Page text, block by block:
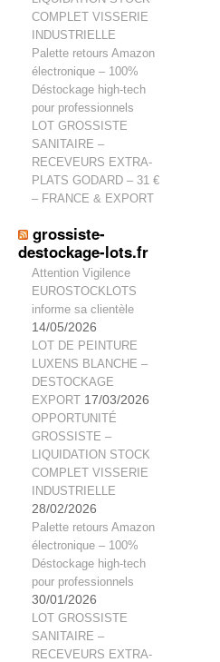
COMPLET VISSERIE
INDUSTRIELLE
Palette retours Amazon
électronique – 100%
Déstockage high-tech
pour professionnels
LOT GROSSISTE
SANITAIRE –
RECEVEURS EXTRA-
PLATS GODARD – 31 €
– FRANCE & EXPORT
grossiste-
destockage-lots.fr
Attention Vigilence
EUROSTOCKLOTS
informe sa clientèle
14/05/2026
LOT DE PEINTURE
LUXENS BLANCHE –
DESTOCKAGE
EXPORT 17/03/2026
OPPORTUNITÉ
GROSSISTE –
LIQUIDATION STOCK
COMPLET VISSERIE
INDUSTRIELLE
28/02/2026
Palette retours Amazon
électronique – 100%
Déstockage high-tech
pour professionnels
30/01/2026
LOT GROSSISTE
SANITAIRE –
RECEVEURS EXTRA-